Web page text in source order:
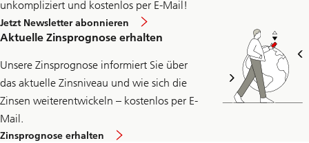
unkompliziert und kostenlos per E-Mail!
Jetzt Newsletter abonnieren
Aktuelle Zinsprognose erhalten
Unsere Zinsprognose informiert Sie über
das aktuelle Zinsniveau und wie sich die
Zinsen weiterentwickeln – kostenlos per E-
Mail.
Zinsprognose erhalten